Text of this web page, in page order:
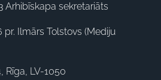
Arhibīskapa sekretariāts
pr. Ilmārs Tolstovs (Mediju
Rīga, LV-1050